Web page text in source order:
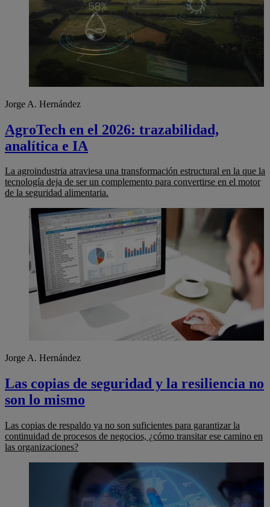
Jorge A. Hernández
AgroTech en el 2026: trazabilidad,
analítica e IA
La agroindustria atraviesa una transformación estructural en la que la
tecnología deja de ser un complemento para convertirse en el motor
de la seguridad alimentaria.
Jorge A. Hernández
Las copias de seguridad y la resiliencia no
son lo mismo
Las copias de respaldo ya no son suficientes para garantizar la
continuidad de procesos de negocios, ¿cómo transitar ese camino en
las organizaciones?